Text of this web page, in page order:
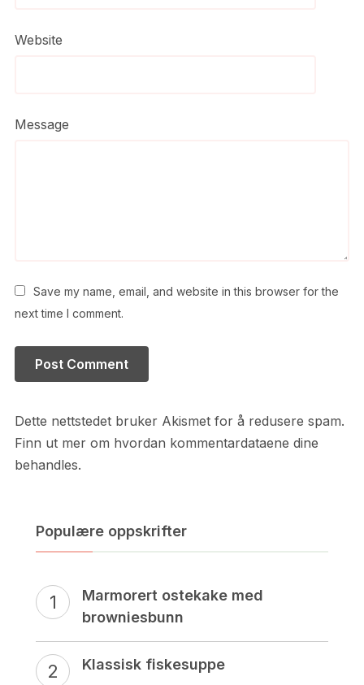
Website
Message
Save my name, email, and website in this browser for the
next time I comment.
Dette nettstedet bruker Akismet for å redusere spam.
Finn ut mer om hvordan kommentardataene dine
behandles.
Populære oppskrifter
Marmorert ostekake med
browniesbunn
Klassisk fiskesuppe